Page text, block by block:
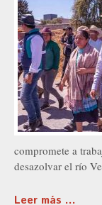
compromete a
desazolvar el río
Leer más ...